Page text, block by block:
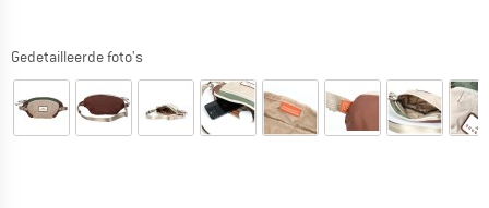
Gedetailleerde foto's